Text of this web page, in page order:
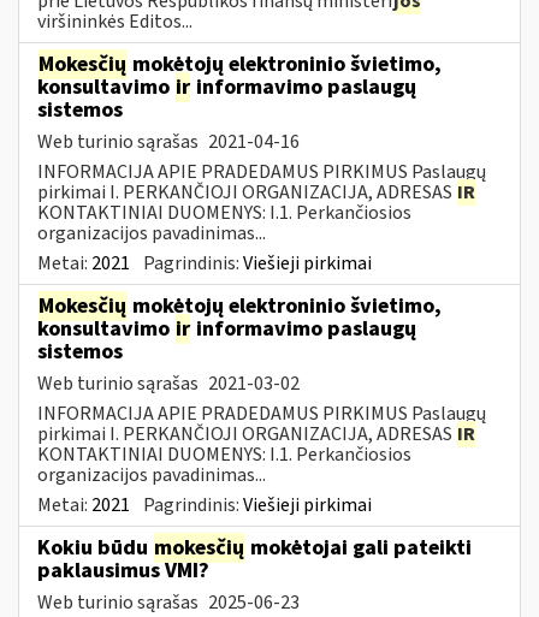
viršininkės Editos...
Mokesčių mokėtojų elektroninio švietimo,
konsultavimo ir informavimo paslaugų
sistemos
Web turinio sąrašas 2021-04-16
INFORMACIJA APIE PRADEDAMUS PIRKIMUS Paslaugų
pirkimai I. PERKANČIOJI ORGANIZACIJA, ADRESAS IR
KONTAKTINIAI DUOMENYS: I.1. Perkančiosios
organizacijos pavadinimas...
Metai: 2021 Pagrindinis:Viešieji pirkimai
Mokesčių mokėtojų elektroninio švietimo,
konsultavimo ir informavimo paslaugų
sistemos
Web turinio sąrašas 2021-03-02
INFORMACIJA APIE PRADEDAMUS PIRKIMUS Paslaugų
pirkimai I. PERKANČIOJI ORGANIZACIJA, ADRESAS IR
KONTAKTINIAI DUOMENYS: I.1. Perkančiosios
organizacijos pavadinimas...
Metai: 2021 Pagrindinis:Viešieji pirkimai
Kokiu būdu mokesčių mokėtojai gali pateikti
paklausimus VMI?
Web turinio sąrašas 2025-06-23